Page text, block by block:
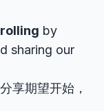
by
sharing our
享期望开始，